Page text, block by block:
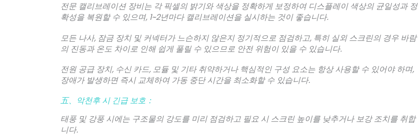
전문 캘리브레이션 장비는 각 픽셀의 밝기와 색상을 정확하게 보정하여 디스플레이 색상의 균일성과 정
확성을 복원할 수 있으며, 1~2년마다 캘리브레이션을 실시하는 것이 좋습니다.
모든 나사, 잠금 장치 및 커넥터가 느슨하지 않은지 정기적으로 점검하고, 특히 실외 스크린의 경우 바람
의 진동과 온도 차이로 인해 쉽게 풀릴 수 있으므로 안전 위험이 있을 수 있습니다.
전원 공급 장치, 수신 카드, 모듈 및 기타 취약하거나 핵심적인 구성 요소는 항상 사용할 수 있어야 하며,
장애가 발생하면 즉시 교체하여 가동 중단 시간을 최소화할 수 있습니다.
五、악천후 시 긴급 보호：
태풍 및 강풍 시에는 구조물의 강도를 미리 점검하고 필요 시 스크린 높이를 낮추거나 보강 조치를 취합
니다.